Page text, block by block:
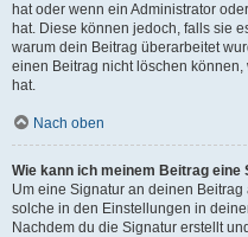
hat oder wenn ein Administrator
hat. Diese können jedoch, falls sie
warum dein Beitrag überarbeitet
einen Beitrag nicht löschen
hat.
Nach oben
Wie kann ich meinem Beitrag eine
Um eine Signatur an deinen
solche in den Einstellungen in
Nachdem du die Signatur erstellt